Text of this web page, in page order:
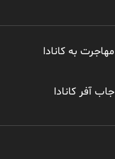
مهاجرت به کانادا
جاب آفر کانادا